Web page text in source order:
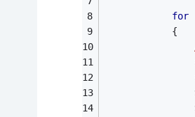
for
            {